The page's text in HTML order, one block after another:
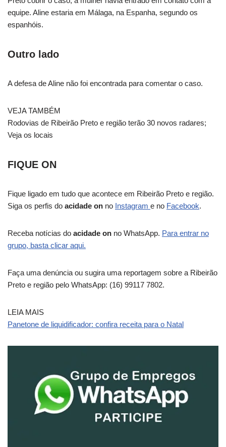
equipe. Aline estaria em Málaga, na Espanha, segundo os
espanhóis.
Outro lado
A defesa de Aline não foi encontrada para comentar o caso.
VEJA TAMBÉM
Rodovias de Ribeirão Preto e região terão 30 novos radares;
Veja os locais
FIQUE ON
Fique ligado em tudo que acontece em Ribeirão Preto e região.
Siga os perfis do acidade on no Instagram e no Facebook.
Receba notícias do acidade on no WhatsApp. Para entrar no
grupo, basta clicar aqui.
Faça uma denúncia ou sugira uma reportagem sobre a Ribeirão
Preto e região pelo WhatsApp: (16) 99117 7802.
LEIA MAIS
Panetone de liquidificador: confira receita para o Natal